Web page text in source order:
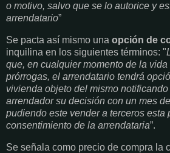
o motivo, salvo que se lo autorice y
arrendatario”
Se pacta así mismo una opción de
inquilina en los siguientes términos: "
que, en cualquier momento de la
prórrogas, el arrendatario tendrá
vivienda objeto del mismo
arrendador su decisión con un mes
pudiendo este vender a terceros esta
consentimiento de la arrendataria”.
Se señala como precio de compra la